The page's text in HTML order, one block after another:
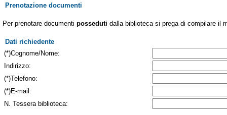
Prenotazione documenti
Per prenotare documenti posseduti dalla biblioteca si prega di compilare il
Dati richiedente
(*)Cognome/Nome:
Indirizzo:
(*)Telefono:
(*)E-mail:
N. Tessera biblioteca: